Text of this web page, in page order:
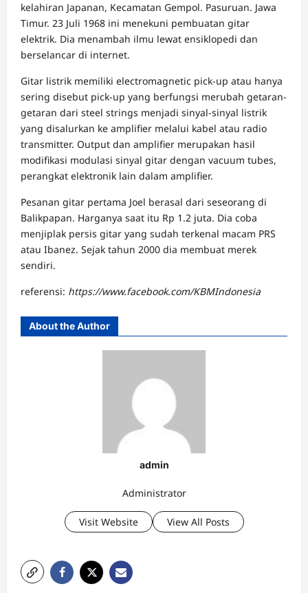
kelahiran Japanan, Kecamatan Gempol. Pasuruan. Jawa
Timur. 23 Juli 1968 ini menekuni pembuatan gitar
elektrik. Dia menambah ilmu lewat ensiklopedi dan
berselancar di internet.
Gitar listrik memiliki electromagnetic pick-up atau hanya
sering disebut pick-up yang berfungsi merubah getaran-
getaran dari steel strings menjadi sinyal-sinyal listrik
yang disalurkan ke amplifier melalui kabel atau radio
transmitter. Output dan amplifier merupakan hasil
modifikasi modulasi sinyal gitar dengan vacuum tubes,
perangkat elektronik lain dalam amplifier.
Pesanan gitar pertama Joel berasal dari seseorang di
Balikpapan. Harganya saat itu Rp 1.2 juta. Dia coba
menjiplak persis gitar yang sudah terkenal macam PRS
atau Ibanez. Sejak tahun 2000 dia membuat merek
sendiri.
referensi: https://www.facebook.com/KBMIndonesia
About the Author
admin
Administrator
Visit Website View All Posts